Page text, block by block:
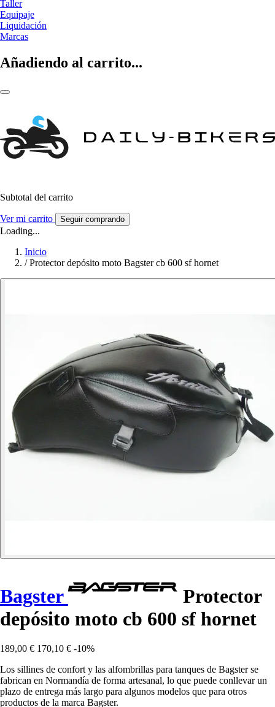
Taller
Equipaje
Liquidación
Marcas
Añadiendo al carrito...
Subtotal del carrito
Ver mi carrito Seguir comprando
Loading...
Inicio
/ Protector depósito moto Bagster cb 600 sf hornet
Bagster
Protector
depósito moto cb 600 sf hornet
189,00 € 170,10 € -10%
Los sillines de confort y las alfombrillas para tanques de Bagster se
fabrican en Normandía de forma artesanal, lo que puede conllevar un
plazo de entrega más largo para algunos modelos que para otros
productos de la marca Bagster.